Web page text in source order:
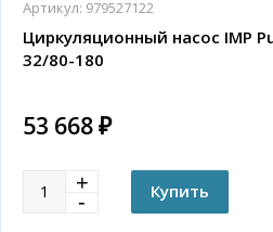
Артикул: 979527122
Циркуляционный насос IMP
32/80-180
53 668 ₽